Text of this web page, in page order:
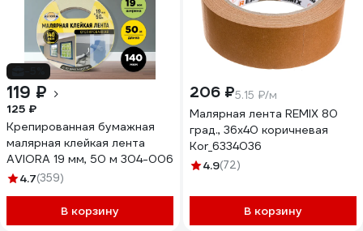
119 ₽
125 ₽
Крепированная бумажная
малярная клейкая лента
AVIORA 19 мм, 50 м 304-006
4.7(359)
В корзину
206 ₽5.15 ₽/м
Малярная лента REMIX 80
град., 36x40 коричневая
Kor_6334036
4.9(72)
В корзину